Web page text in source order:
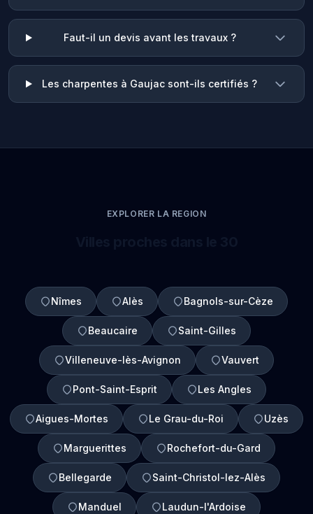
Faut-il un devis avant les travaux ?
Les charpentes à Gaujac sont-ils certifiés ?
EXPLORER LA REGION
Nîmes Alès Bagnols-sur-Cèze
Beaucaire Saint-Gilles
Villeneuve-lès-Avignon Vauvert
Pont-Saint-Esprit Les Angles
Aigues-Mortes Le Grau-du-Roi Uzès
Marguerittes Rochefort-du-Gard
Bellegarde Saint-Christol-lez-Alès
Manduel Laudun-l'Ardoise